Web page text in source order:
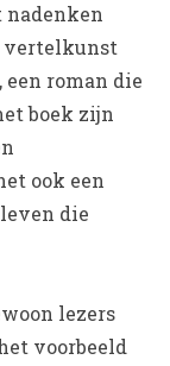
nadenken
vertelkunst
roman die
boek zijn
ook een
die
lezers
voorbeeld